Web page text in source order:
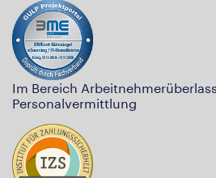
Im Bereich
Personalvermittlung